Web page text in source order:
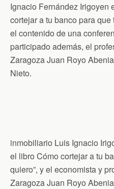
Ignacio Fernández Irigoyen
cortejar a tu banco para que
el contenido de una
participado además, el
Zaragoza Juan Royo
Nieto.
inmobiliario Luis Ignacio
el libro Cómo cortejar a tu
quiero”, y el economista y
Zaragoza Juan Royo